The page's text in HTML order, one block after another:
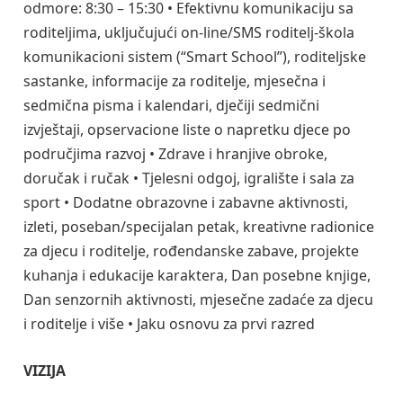
odmore: 8:30 – 15:30 • Efektivnu komunikaciju sa
roditeljima, uključujući on-line/SMS roditelj-škola
komunikacioni sistem (“Smart School”), roditeljske
sastanke, informacije za roditelje, mjesečna i
sedmična pisma i kalendari, dječiji sedmični
izvještaji, opservacione liste o napretku djece po
područjima razvoj • Zdrave i hranjive obroke,
doručak i ručak • Tjelesni odgoj, igralište i sala za
sport • Dodatne obrazovne i zabavne aktivnosti,
izleti, poseban/specijalan petak, kreativne radionice
za djecu i roditelje, rođendanske zabave, projekte
kuhanja i edukacije karaktera, Dan posebne knjige,
Dan senzornih aktivnosti, mjesečne zadaće za djecu
i roditelje i više • Jaku osnovu za prvi razred
VIZIJA